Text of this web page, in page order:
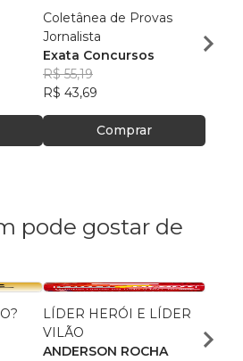
Coletânea de Provas
Jornalista
Exata Concursos
R$ 55,19
R$ 43,69
Comprar
R$
pode gostar de
LÍDER HERÓI E LÍDER
VILÃO
ANDERSON ROCHA